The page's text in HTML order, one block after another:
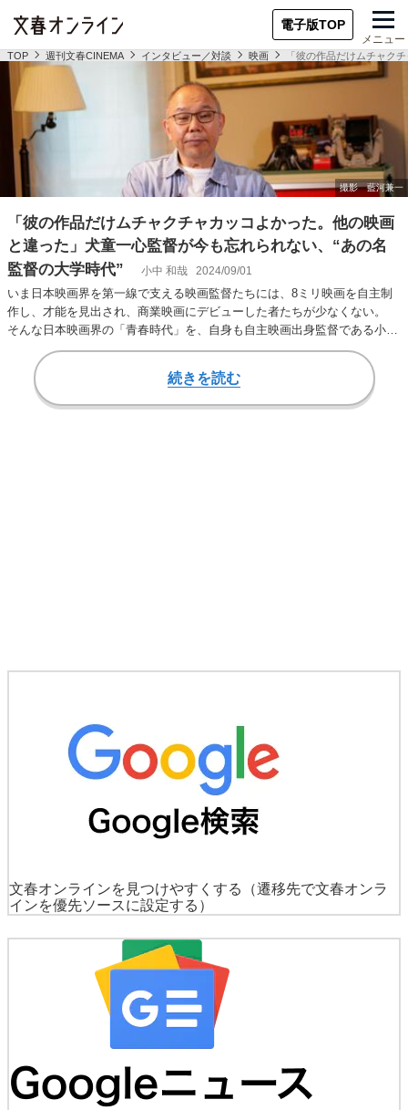
電子版TOP
メニュー
TOP 週刊文春CINEMA インタビュー／対談 映画 「彼の作品だけムチャク
「彼の作品だけムチャクチャカッコよかった。他の映画
と違った」犬童一心監督が今も忘れられない、“あの名
監督の大学時代”
小中 和哉 2024/09/01
いま日本映画界を第一線で支える映画監督たちには、8ミリ映画を自主制
作し、才能を見出され、商業映画にデビューした者たちが少なくない。
そんな日本映画界の「青春時代」を、自身も自主映画出身監督である小中
和哉氏が聞き手と…
続きを読む
文春オンラインを見つけやすくする
（遷移先で文春オンラ
インを優先ソースに設定する）